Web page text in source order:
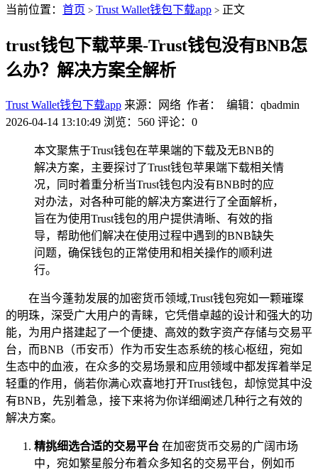
当前位置： 首页 > Trust Wallet钱包下载app > 正文
trust钱包下载苹果-Trust钱包没有BNB怎
么办？解决方案全解析
Trust Wallet钱包下载app 来源：网络 作者： 编辑：qbadmin
2026-04-14 13:10:49 浏览：560 评论：0
本文聚焦于Trust钱包在苹果端的下载及无BNB的
解决方案，主要探讨了Trust钱包苹果端下载相关情
况，同时着重分析当Trust钱包内没有BNB时的应
对办法，对各种可能的解决方案进行了全面解析，
旨在为使用Trust钱包的用户提供清晰、有效的指
导，帮助他们解决在使用过程中遇到的BNB缺失
问题，确保钱包的正常使用和相关操作的顺利进
行。
在当今蓬勃发展的加密货币领域,Trust钱包宛如一颗璀璨
的明珠，深受广大用户的青睐，它凭借卓越的设计和强大的功
能，为用户搭建起了一个便捷、高效的数字资产存储与交易平
台，而BNB（币安币）作为币安生态系统的核心枢纽，宛如
生态中的血液，在众多的交易场景和应用领域中都发挥着举足
轻重的作用，倘若你满心欢喜地打开Trust钱包，却惊觉其中没
有BNB，先别着急，接下来将为你详细阐述几种行之有效的
解决方案。
精挑细选合适的交易平台 在加密货币交易的广阔市场
中，宛如繁星般分布着众多知名的交易平台，例如币